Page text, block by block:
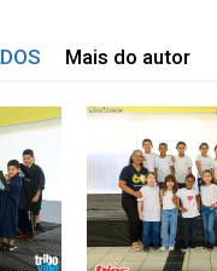
Mais do autor